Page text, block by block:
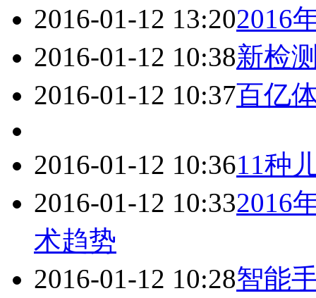
2016-01-12 13:202016
2016-01-12 10:38新检
2016-01-12 10:37百亿
2016-01-12 10:3611种
2016-01-12 10:332016
术趋势
2016-01-12 10:28智能